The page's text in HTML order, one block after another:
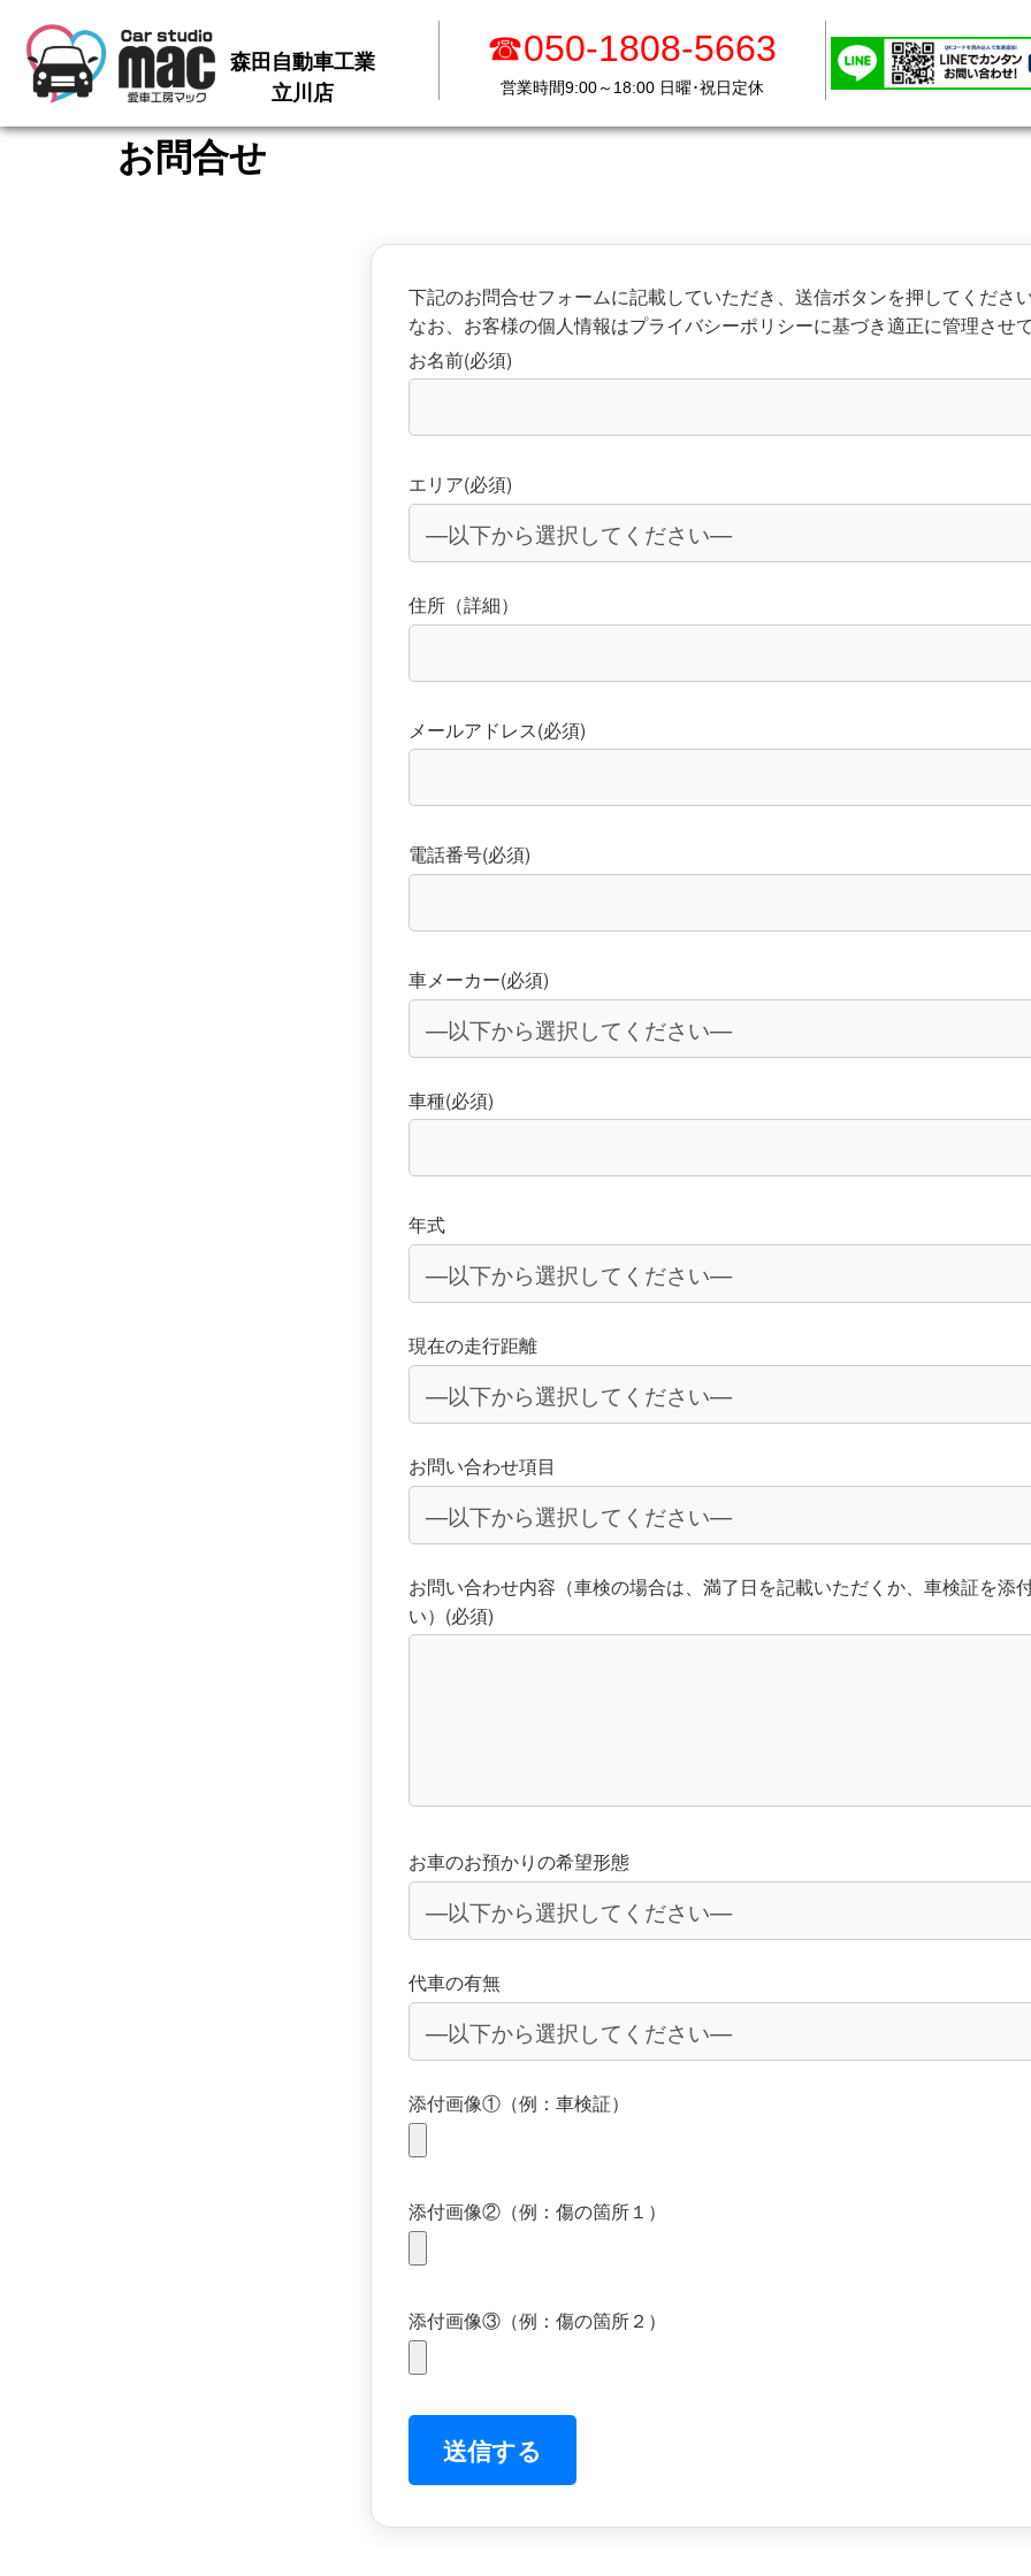
森田自動車工業
立川店
☎050-1808-5663
営業時間9:00～18:00 日曜･祝日定休
森田自動車工業
立川店
☎050-1808-5663
営業時間9:00～18:00 日曜･祝日定休
お問合せ
下記のお問合せフォームに記載していただき、送信ボタンを押してください
なお、お客様の個人情報はプライバシーポリシーに基づき適正に管理させて
お名前(必須)
エリア(必須)
住所（詳細）
メールアドレス(必須)
電話番号(必須)
車メーカー(必須)
車種(必須)
年式
現在の走行距離
お問い合わせ項目
お問い合わせ内容（車検の場合は、満了日を記載いただくか、車検証を添
い）(必須)
お車のお預かりの希望形態
代車の有無
添付画像①（例：車検証）
添付画像②（例：傷の箇所１）
添付画像③（例：傷の箇所２）